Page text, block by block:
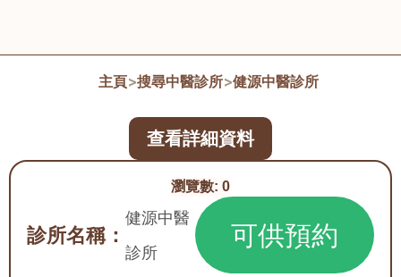
主頁>搜尋中醫診所>健源中醫診所
瀏覽數: 0
診所名稱：
健源中醫
診所
可供預約
查看詳細資料